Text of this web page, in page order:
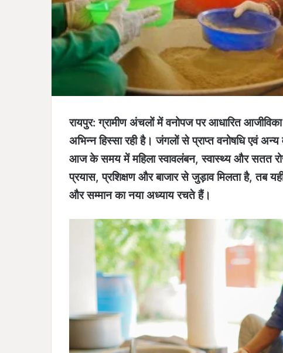
रायपुर: ग्रामीण अंचलों में वनोपज पर आधारित
अभिन्न हिस्सा रही है। जंगलों से प्राप्त वनोषधि एवं
आज के समय में महिला स्वावलंबन, स्वास्थ्य और सतत
प्रयास, प्रशिक्षण और बाजार से जुड़ाव मिलता है, तब
और सम्मान का नया अध्याय रचते हैं।